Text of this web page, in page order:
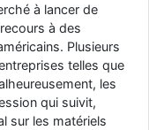
pieds, j’avoue
on… Merci à toi.
de personne
mais ça devrait aller
à lancer de
à des
Plusieurs
telles que
les
qui suivit,
sur les matériels